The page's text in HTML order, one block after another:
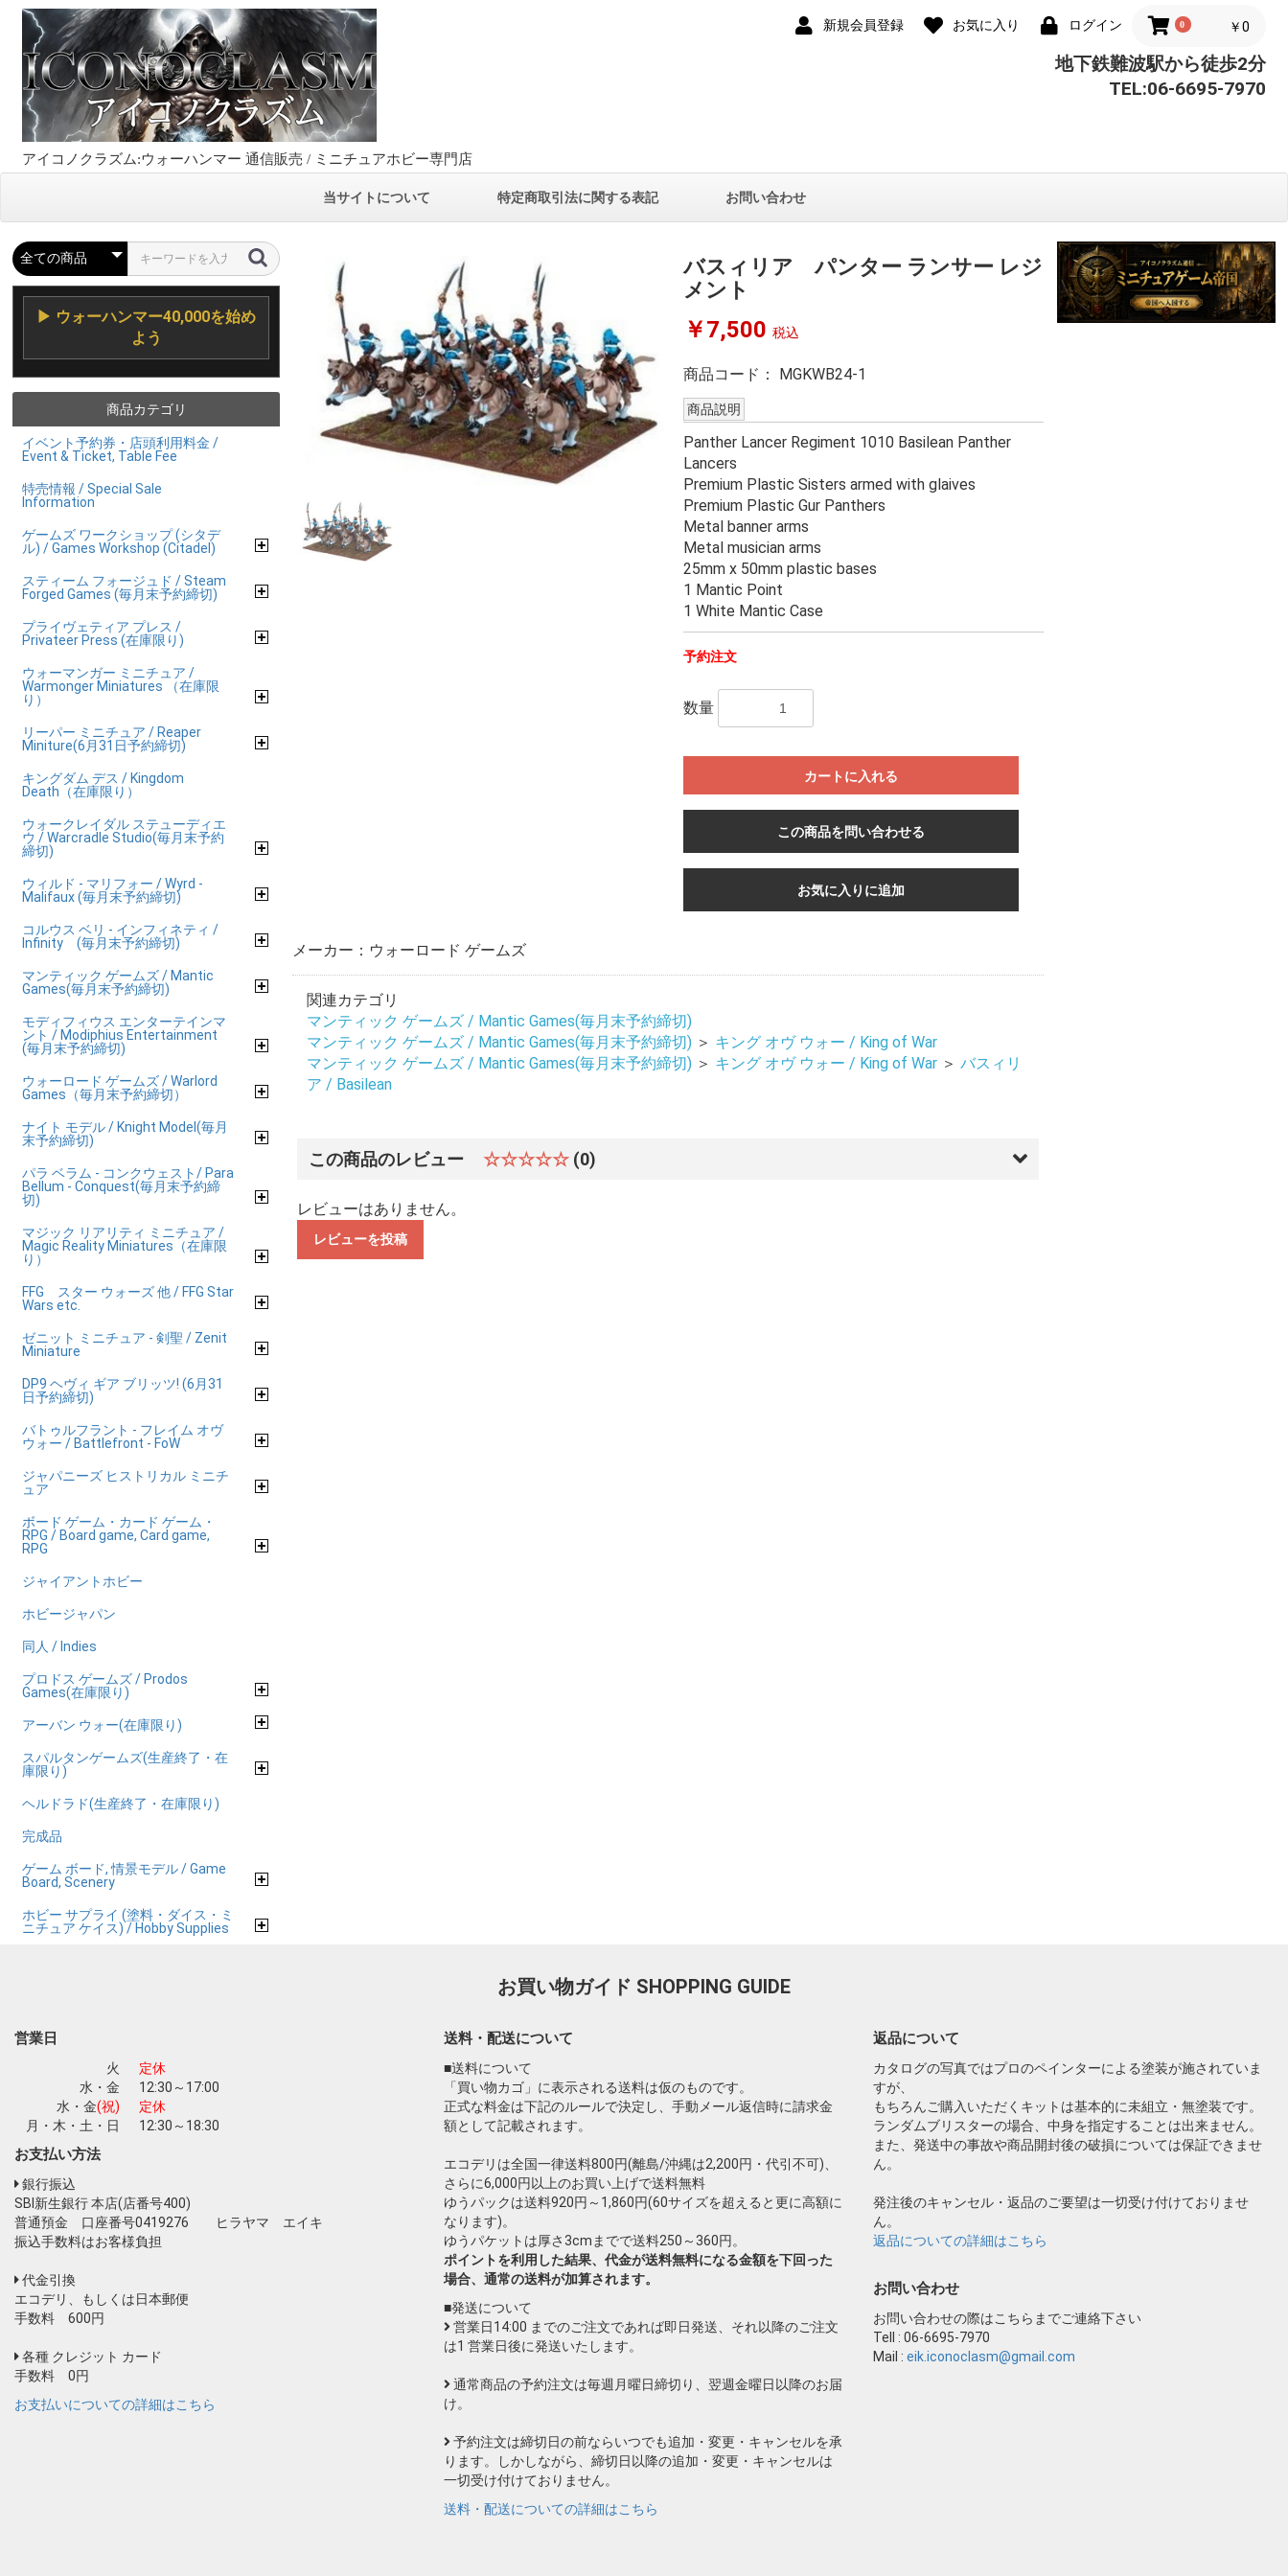
新規会員登録 お気に入り ログイン 0 ￥0
アイコノクラズム:ウォーハンマー 通信販売 / ミニチュアホビー専門店
地下鉄難波駅から徒歩2分
TEL:06-6695-7970
当サイトについて 特定商取引法に関する表記 お問い合わせ
▶ ウォーハンマー40,000を始め
よう
商品カテゴリ
イベント予約券・店頭利用料金 /
Event & Ticket, Table Fee
特売情報 / Special Sale
Information
ゲームズ ワークショップ (シタデ
ル) / Games Workshop (Citadel)
スティーム フォージュド / Steam
Forged Games (毎月末予約締切)
プライヴェティア プレス /
Privateer Press (在庫限り)
ウォーマンガー ミニチュア /
Warmonger Miniatures （在庫限
り）
リーパー ミニチュア / Reaper
Miniture(6月31日予約締切)
キングダム デス / Kingdom
Death（在庫限り）
ウォークレイダル ステューディエ
ウ / Warcradle Studio(毎月末予約
締切)
ウィルド - マリフォー / Wyrd -
Malifaux (毎月末予約締切)
コルウス ベリ - インフィネティ /
Infinity (毎月末予約締切)
マンティック ゲームズ / Mantic
Games(毎月末予約締切)
モディフィウス エンターテインマ
ント / Modiphius Entertainment
(毎月末予約締切)
ウォーロード ゲームズ / Warlord
Games（毎月末予約締切）
ナイト モデル / Knight Model(毎月
末予約締切)
パラ ベラム - コンクウェスト/ Para
Bellum - Conquest(毎月末予約締
切)
マジック リアリティ ミニチュア /
Magic Reality Miniatures（在庫限
り）
FFG スター ウォーズ 他 / FFG Star
Wars etc.
ゼニット ミニチュア - 剣聖 / Zenit
Miniature
DP9 ヘヴィ ギア ブリッツ! (6月31
日予約締切)
バトゥルフラント - フレイム オヴ
ウォー / Battlefront - FoW
ジャパニーズ ヒストリカル ミニチ
ュア
ボード ゲーム・カード ゲーム・
RPG / Board game, Card game,
RPG
ジャイアントホビー
ホビージャパン
同人 / Indies
プロドス ゲームズ / Prodos
Games(在庫限り)
アーバン ウォー(在庫限り)
スパルタンゲームズ(生産終了・在
庫限り)
ヘルドラド(生産終了・在庫限り)
完成品
ゲーム ボード, 情景モデル / Game
Board, Scenery
ホビー サプライ (塗料・ダイス・ミ
ニチュア ケイス) / Hobby Supplies
バスィリア パンター ランサー レジ
メント
￥7,500 税込
商品コード： MGKWB24-1
商品説明
Panther Lancer Regiment 1010 Basilean Panther
Lancers
Premium Plastic Sisters armed with glaives
Premium Plastic Gur Panthers
Metal banner arms
Metal musician arms
25mm x 50mm plastic bases
1 Mantic Point
1 White Mantic Case
予約注文
数量
カートに入れる
この商品を問い合わせる
お気に入りに追加
メーカー：ウォーロード ゲームズ
関連カテゴリ
マンティック ゲームズ / Mantic Games(毎月末予約締切)
マンティック ゲームズ / Mantic Games(毎月末予約締切) ＞ キング オヴ ウォー / King of War
マンティック ゲームズ / Mantic Games(毎月末予約締切) ＞ キング オヴ ウォー / King of War ＞ バスィリ
ア / Basilean
この商品のレビュー ☆☆☆☆☆ (0)
レビューはありません。
レビューを投稿
お買い物ガイド SHOPPING GUIDE
営業日
火
定休
水・金
12:30～17:00
水・金(祝)
定休
月・木・土・日
12:30～18:30
お支払い方法
銀行振込
SBI新生銀行 本店(店番号400)
普通預金 口座番号0419276 ヒラヤマ エイキ
振込手数料はお客様負担
代金引換
エコデリ、もしくは日本郵便
手数料 600円
各種 クレジット カード
手数料 0円
お支払いについての詳細はこちら
送料・配送について
■送料について
「買い物カゴ」に表示される送料は仮のものです。
正式な料金は下記のルールで決定し、手動メール返信時に請求金
額として記載されます。
エコデリは全国一律送料800円(離島/沖縄は2,200円・代引不可)、
さらに6,000円以上のお買い上げで送料無料
ゆうパックは送料920円～1,860円(60サイズを超えると更に高額に
なります)。
ゆうパケットは厚さ3cmまでで送料250～360円。
ポイントを利用した結果、代金が送料無料になる金額を下回った
場合、通常の送料が加算されます。
■発送について
営業日14:00 までのご注文であれば即日発送、それ以降のご注文
は1 営業日後に発送いたします。
通常商品の予約注文は毎週月曜日締切り、翌週金曜日以降のお届
け。
予約注文は締切日の前ならいつでも追加・変更・キャンセルを承
ります。しかしながら、締切日以降の追加・変更・キャンセルは
一切受け付けておりません。
送料・配送についての詳細はこちら
返品について
カタログの写真ではプロのペインターによる塗装が施されていま
すが、
もちろんご購入いただくキットは基本的に未組立・無塗装です。
ランダムブリスターの場合、中身を指定することは出来ません。
また、発送中の事故や商品開封後の破損については保証できませ
ん。
発注後のキャンセル・返品のご要望は一切受け付けておりませ
ん。
返品についての詳細はこちら
お問い合わせ
お問い合わせの際はこちらまでご連絡下さい
Tell : 06-6695-7970
Mail : eik.iconoclasm@gmail.com